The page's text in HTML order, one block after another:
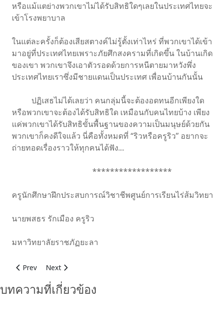
หรือแม้แตย่างพวกเขาไม่ได้รับสิทธิใดๆเลยในประเทศไทยจะ
เข้าโรงพยาบาล
ในแต่ละครั้งก็ต้องเสียสตางค์ไม่รู้ตั้งเท่าไหร่ ที่พวกเขาได้เข้า
มาอยู่ที่ประเทศไทยเพราะภัยศึกสงครามที่เกิดขึ้น ในบ้านเกิด
ของเขา พวกเขาจึงเอาตัวรอดด้วยการหนีตายมาหวังพึ่ง
ประเทศไทยเราซึ่งมีชายแดนเป็นประเทศ เพื่อนบ้านกันนั้น
ปฏิเสธไม่ได้เลยว่า คนกลุ่มนี้จะต้องอดทนอีกเพียงใด
หรือพวกเขาจะต้องได้รับสิทธิใด เหมือนกับคนไทยบ้าง เพียง
แค่พวกเขาได้รับสิทธิขั้นพื้นฐานของความเป็นมนุษย์ด้วยกัน
พวกเขาก็คงดีใจแล้ว นี่คือทั้งหมดที่ “ริวหรือครูริว” อยากจะ
ถ่ายทอดเรื่องราวให้ทุกคนได้ฟัง....
******************
ครูนักศึกษาฝึกประสบการณ์วิชาชีพศูนย์การเรียนไร่ส้มวิทยา
นายพสธร รักเมือง ครูริว
มหาวิทยาลัยราชภัฏยะลา
Previous article: นางสาวอาภัสรา สุวรรณคาม (ครูมิ้นทฺ์)
Prev Next article: นางสาวเนตรชนก ชูทอง (ครูจ๋า)
Next
บทความที่เกี่ยวข้อง